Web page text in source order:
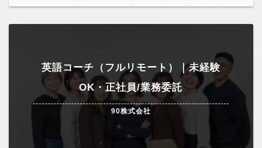
英語コーチ（フルリモート）｜未経験
OK・正社員/業務委託
90株式会社